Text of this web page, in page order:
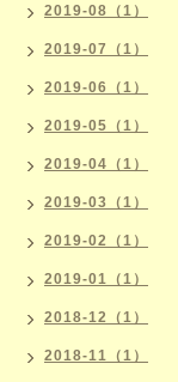
2019-08（1）
2019-07（1）
2019-06（1）
2019-05（1）
2019-04（1）
2019-03（1）
2019-02（1）
2019-01（1）
2018-12（1）
2018-11（1）